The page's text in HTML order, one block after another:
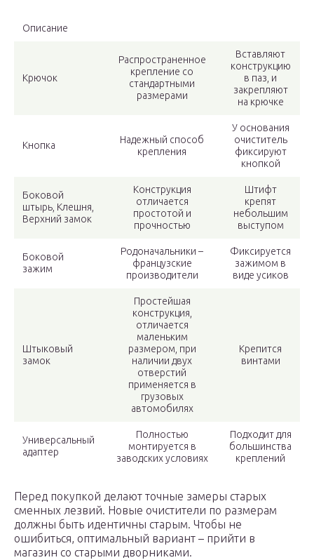
Описание
Крючок
Распространенное
крепление со
стандартными
размерами
Вставляют
конструкцию
в паз, и
закрепляют
на крючке
Кнопка
Надежный способ
крепления
У основания
очиститель
фиксируют
кнопкой
Боковой
штырь, Клешня,
Верхний замок
Конструкция
отличается
простотой и
прочностью
Штифт
крепят
небольшим
выступом
Боковой
зажим
Родоначальники –
французские
производители
Фиксируется
зажимом в
виде усиков
Штыковый
замок
Простейшая
конструкция,
отличается
маленьким
размером, при
наличии двух
отверстий
применяется в
грузовых
автомобилях
Крепится
винтами
Универсальный
адаптер
Полностью
монтируется в
заводских условиях
Подходит для
большинства
креплений
Перед покупкой делают точные замеры старых
сменных лезвий. Новые очистители по размерам
должны быть идентичны старым. Чтобы не
ошибиться, оптимальный вариант – прийти в
магазин со старыми дворниками.